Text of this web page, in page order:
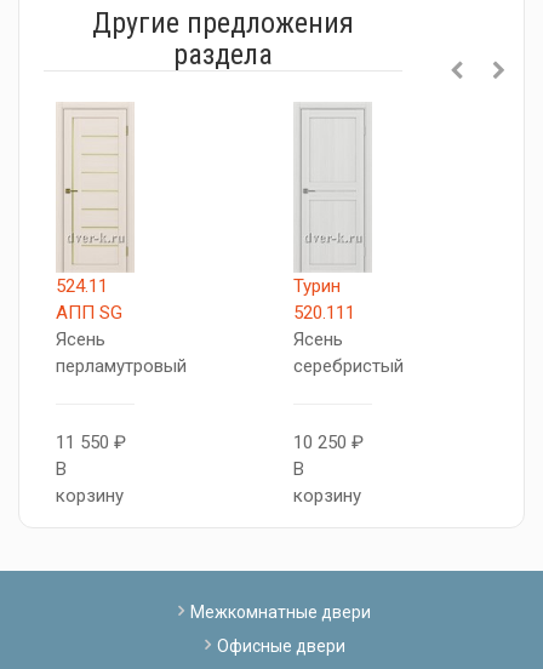
Другие предложения
раздела
524.11
АПП SG
Ясень
перламутровый
11 550 ₽
В
корзину
Турин
520.111
Ясень
серебристый
10 250 ₽
В
корзину
Межкомнатные двери
Офисные двери